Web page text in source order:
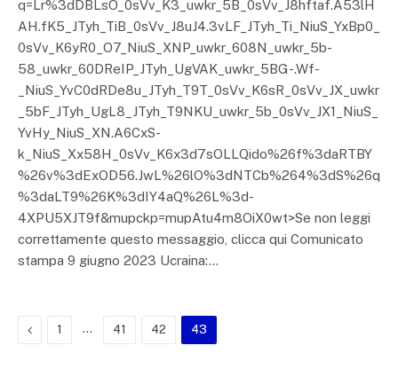
q=Lr%3dDBLsO_0sVv_K3_uwkr_5B_0sVv_J8hftaf.A53lH
AH.fK5_JTyh_TiB_0sVv_J8uJ4.3vLF_JTyh_Ti_NiuS_YxBp0_
0sVv_K6yR0_O7_NiuS_XNP_uwkr_608N_uwkr_5b-
58_uwkr_60DReIP_JTyh_UgVAK_uwkr_5BG-.Wf-
_NiuS_YvC0dRDe8u_JTyh_T9T_0sVv_K6sR_0sVv_JX_uwkr
_5bF_JTyh_UgL8_JTyh_T9NKU_uwkr_5b_0sVv_JX1_NiuS_
YvHy_NiuS_XN.A6CxS-
k_NiuS_Xx58H_0sVv_K6x3d7sOLLQido%26f%3daRTBY
%26v%3dExOD56.JwL%26lO%3dNTCb%264%3dS%26q
%3daLT9%26K%3dIY4aQ%26L%3d-
4XPU5XJT9f&mupckp=mupAtu4m8OiX0wt>Se non leggi
correttamente questo messaggio, clicca qui Comunicato
stampa 9 giugno 2023 Ucraina:…
Previous
1 … 41 42 43